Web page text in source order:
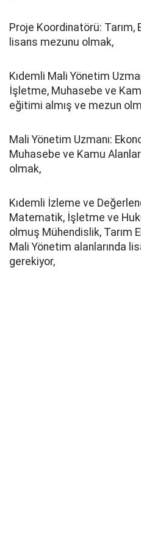
Proje Koordinatörü: Tarım,
lisans mezunu olmak,
Kıdemli Mali Yönetim
İşletme, Muhasebe ve
eğitimi almış ve mezun
Mali Yönetim Uzmanı:
Muhasebe ve Kamu
olmak,
Kıdemli İzleme ve
Matematik, İşletme ve
olmuş Mühendislik, Tarım
Mali Yönetim alanlarında
gerekiyor,